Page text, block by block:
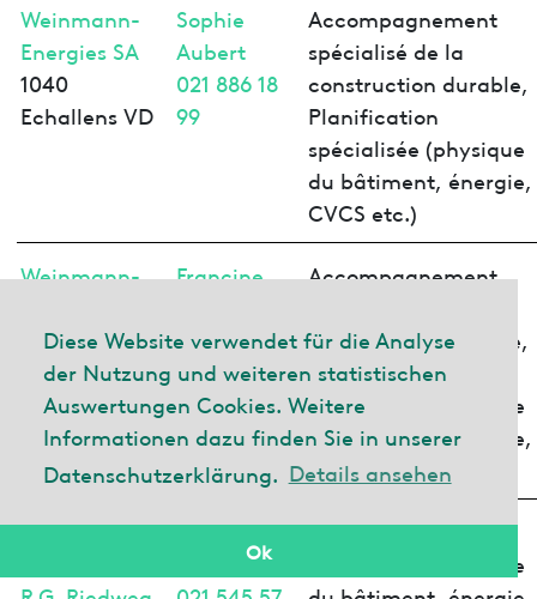
Diese Website verwendet für die Analyse
der Nutzung und weiteren statistischen
Auswertungen Cookies. Weitere
Informationen dazu finden Sie in unserer
Datenschutzerklärung. Details ansehen
Ok
Weinmann-
Energies SA
1040
Echallens VD
Sophie
Aubert
021 886 18
99
Accompagnement
spécialisé de la
construction durable,
Planification
spécialisée (physique
du bâtiment, énergie,
CVCS etc.)
Weinmann-
1040
Echallens VD
Francine
021 886 18
08
Accompagnement
construction durable,
Planification
spécialisée (physique
du bâtiment, énergie,
CVCS etc.)
srg |
Noële
Planification
spécialisée (physique